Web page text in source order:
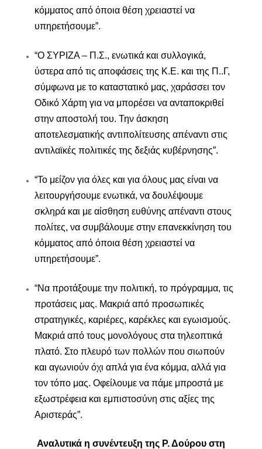
κόμματος από όποια θέση χρειαστεί να
υπηρετήσουμε”.
“Ο ΣΥΡΙΖΑ – Π.Σ., ενωτικά και συλλογικά,
ύστερα από τις αποφάσεις της Κ.Ε. και της Π..Γ,
σύμφωνα με το καταστατικό μας, χαράσσει τον
Οδικό Χάρτη για να μπορέσει να ανταποκριθεί
στην αποστολή του. Την άσκηση
αποτελεσματικής αντιπολίτευσης απέναντι στις
αντιλαϊκές πολιτικές της δεξιάς κυβέρνησης”.
“Το μείζον για όλες και για όλους μας είναι να
λειτουργήσουμε ενωτικά, να δουλέψουμε
σκληρά και με αίσθηση ευθύνης απέναντι στους
πολίτες, να συμβάλουμε στην επανεκκίνηση του
κόμματος από όποια θέση χρειαστεί να
υπηρετήσουμε”.
“Να προτάξουμε την πολιτική, το πρόγραμμα, τις
προτάσεις μας. Μακριά από προσωπικές
στρατηγικές, καριέρες, καρέκλες και εγωισμούς.
Μακριά από τους μονολόγους στα τηλεοπτικά
πλατό. Στο πλευρό των πολλών που σιωπούν
και αγωνιούν όχι απλά για ένα κόμμα, αλλά για
τον τόπο μας. Οφείλουμε να πάμε μπροστά με
εξωστρέφεια και εμπιστοσύνη στις αξίες της
Αριστεράς”.
Αναλυτικά η συνέντευξη της Ρ. Δούρου στη